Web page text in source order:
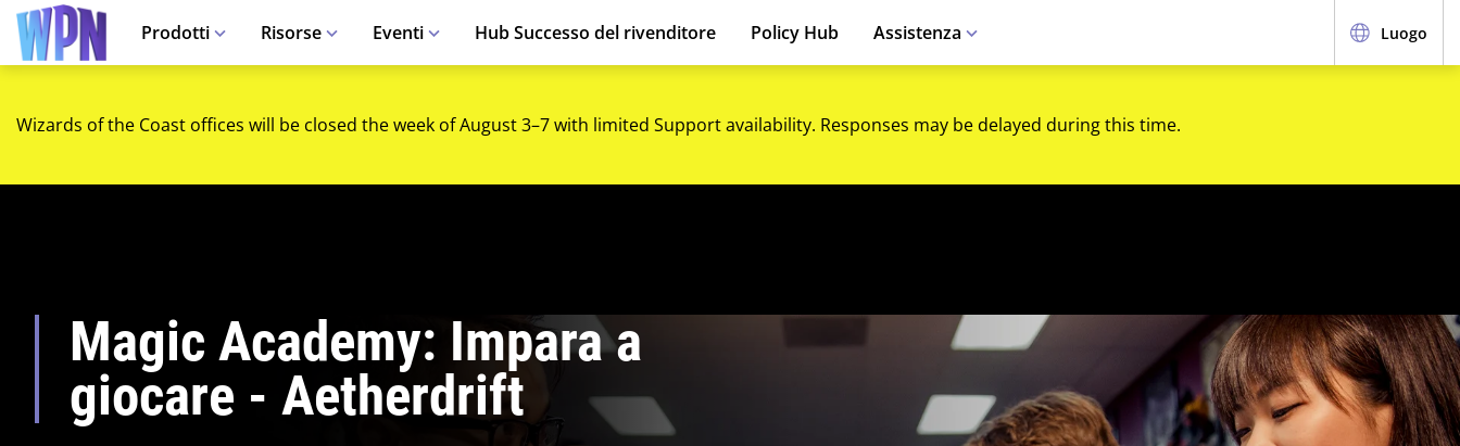
Prodotti Risorse Eventi Hub Successo del rivenditore Policy Hub Assistenza Luogo
Wizards of the Coast offices will be closed the week of August 3–7 with limited Support availability. Responses may be delayed during this time.
Magic Academy: Impara a
giocare - Aetherdrift